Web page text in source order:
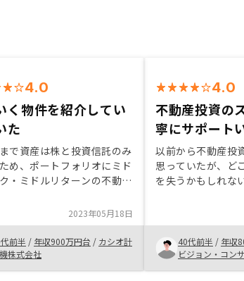
4.0
く物件を紹介してい
た
で資産は株と投資信託のみ
め、ポートフォリオにミド
・ミドルリターンの不動産
にメジャーな路線の駅徒歩
物件であれば資産価値が
いと考えており、その要望に
物件が出てきたため
での購入を決断した。物件
2023年05月18日
前半 / 年収900万円台 / カシオ計
株式会社
4.0
不動産投資の
寧にサポート
以前から不動産投
思っていたが、ど
を失うかもしれな
たり、他社も含
を受けたことで、
ことができ購入
40代前半 / 年収
ビジョン・コン